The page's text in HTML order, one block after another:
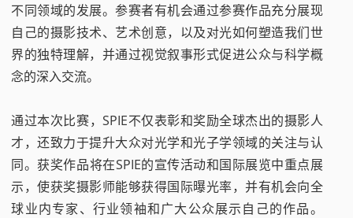
不同领域的发展。参赛者有机会通过参赛作品充分展现
自己的摄影技术、艺术创意，以及对光如何塑造我们世
界的独特理解，并通过视觉叙事形式促进公众与科学概
念的深入交流。
通过本次比赛，SPIE不仅表彰和奖励全球杰出的摄影人
才，还致力于提升大众对光学和光子学领域的关注与认
同。获奖作品将在SPIE的宣传活动和国际展览中重点展
示，使获奖摄影师能够获得国际曝光率，并有机会向全
球业内专家、行业领袖和广大公众展示自己的作品。